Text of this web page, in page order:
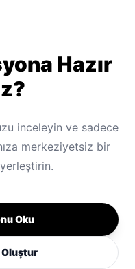
Hazır
inceleyin ve sadece
merkeziyetsiz bir
Oku